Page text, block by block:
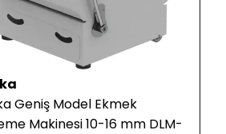
Geniş Model Ekmek
Makinesi 10-16 mm DLM-